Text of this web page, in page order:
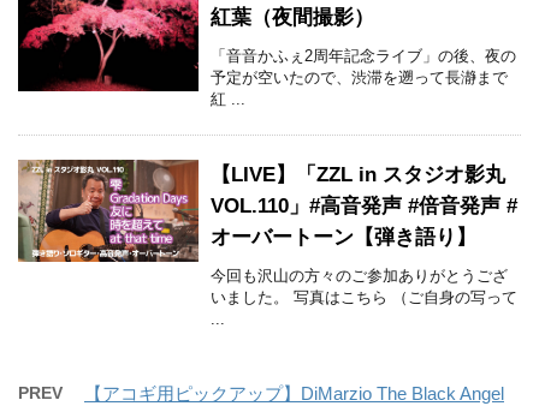
紅葉（夜間撮影）
「音音かふぇ2周年記念ライブ」の後、夜の
予定が空いたので、渋滞を遡って長瀞まで
紅 ...
【LIVE】「ZZL in スタジオ影丸
VOL.110」#高音発声 #倍音発声 #
オーバートーン【弾き語り】
今回も沢山の方々のご参加ありがとうござ
いました。 写真はこちら （ご自身の写って
...
PREV
【アコギ用ピックアップ】DiMarzio The Black Angel